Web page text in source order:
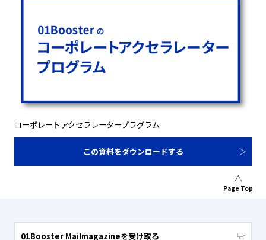
コーポレートアクセラレータープラグラム
この資料をダウンロードする
Page Top
01Booster Mailmagazineを受け取る